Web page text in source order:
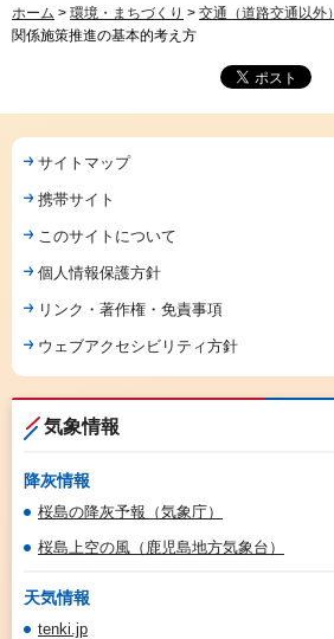
ホーム > 環境・まちづくり > 交通（道路交通以外）
関係施策推進の基本的考え方
サイトマップ
携帯サイト
このサイトについて
個人情報保護方針
リンク・著作権・免責事項
ウェブアクセシビリティ方針
気象情報
降灰情報
桜島の降灰予報（気象庁）
桜島上空の風（鹿児島地方気象台）
天気情報
tenki.jp